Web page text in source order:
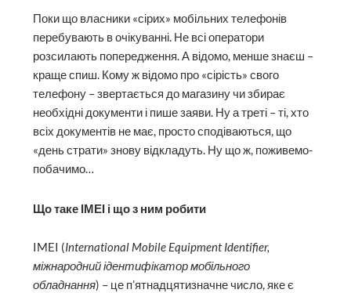
Поки що власники «сірих» мобільних телефонів
перебувають в очікуванні. Не всі оператори
розсилають попередження. А відомо, менше знаєш –
краще спиш. Кому ж відомо про «сірість» свого
телефону – звертається до магазину чи збирає
необхідні документи і пише заяви. Ну а треті – ті, хто
всіх документів не має, просто сподіваються, що
«день страти» знову відкладуть. Ну що ж, поживемо-
побачимо…
Що таке ІМЕІ і що з ним робити
IMEI (International Mobile Equipment Identifier,
міжнародний ідентифікатор мобільного
обладнання) – це п’ятнадцятизначне число, яке є